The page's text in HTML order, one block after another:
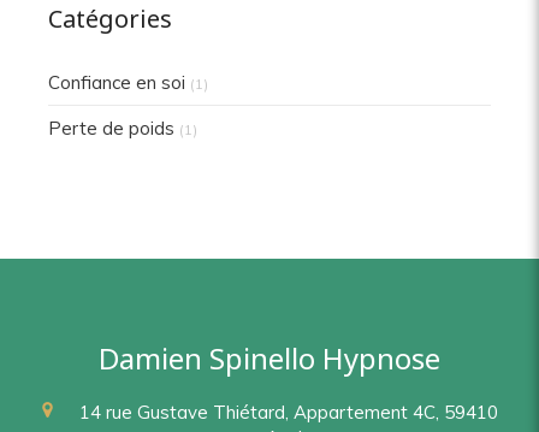
Catégories
Confiance en soi (1)
Perte de poids (1)
Damien Spinello Hypnose
14 rue Gustave Thiétard, Appartement 4C, 59410